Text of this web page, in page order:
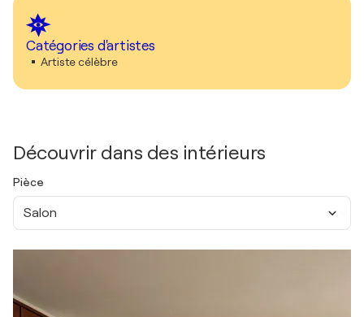
Catégories d'artistes
Artiste célèbre
Découvrir dans des intérieurs
Pièce
Salon